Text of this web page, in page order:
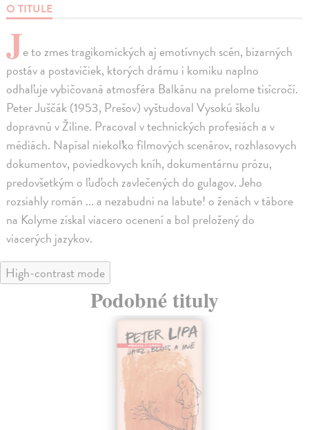
O TITULE
Je to zmes tragikomických aj emotívnych scén, bizarných
postáv a postavičiek, ktorých drámu i komiku naplno
odhaľuje vybičovaná atmosféra Balkánu na prelome tisícročí.
Peter Juščák (1953, Prešov) vyštudoval Vysokú školu
dopravnú v Žiline. Pracoval v technických profesiách a v
médiách. Napísal niekoľko filmových scenárov, rozhlasovych
dokumentov, poviedkovych kníh, dokumentárnu prózu,
predovšetkým o ľuďoch zavlečených do gulagov. Jeho
rozsiahly román ... a nezabudni na labute! o ženách v tábore
na Kolyme získal viacero ocenení a bol preložený do
viacerých jazykov.
High-contrast mode
Podobné tituly